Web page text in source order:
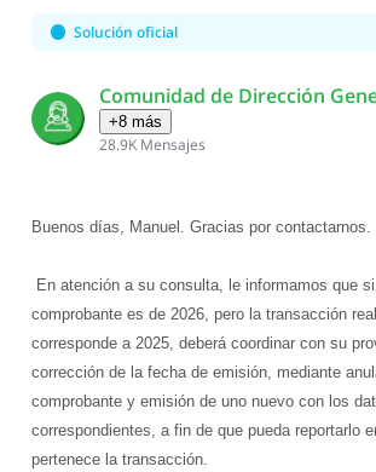
First
Solución oficial
Comunidad de Dirección
+8 más
28.9K Mensajes
Buenos días, Manuel. Gracias por contactarnos.
En atención a su consulta, le informamos que
comprobante es de 2026, pero la transacción
corresponde a 2025, deberá coordinar con su
corrección de la fecha de emisión, mediante
comprobante y emisión de uno nuevo con los
correspondientes, a fin de que pueda reportarlo
pertenece la transacción.